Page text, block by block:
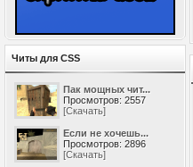
Читы для CSS
Пак мощных чит...
Просмотров: 2557
[Скачать]
Если не хочешь...
Просмотров: 2896
[Скачать]